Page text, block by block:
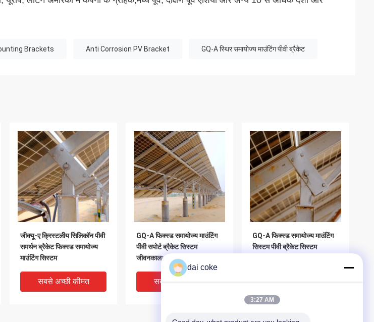
Brackets Anti Corrosion PV Bracket GQ-A स्थिर समायोज्य माउंटिंग पीवी ब्रैकेट
जीक्यू-ए क्रिस्टलीय सिलिकॉन पीवी
समर्थन ब्रैकेट फिक्स्ड समायोज्य
माउंटिंग सिस्टम
सबसे अच्छी कीमत
GQ-A फिक्स्ड समायोज्य माउंटिंग
पीवी सपोर्ट ब्रैकेट सिस्टम
जीवनकालः >25 वर्ष
सबसे अच्छी कीमत
GQ-A फिक्स्ड समायोज्य माउंटिंग
सिस्टम पीवी ब्रैकेट सिस्टम
सबसे अच्छी कीमत
dai coke
3:27 AM